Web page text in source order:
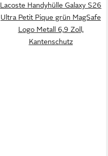
Lacoste Handyhülle Galaxy S26
Ultra Petit Pique grün MagSafe
Logo Metall 6,9 Zoll,
Kantenschutz